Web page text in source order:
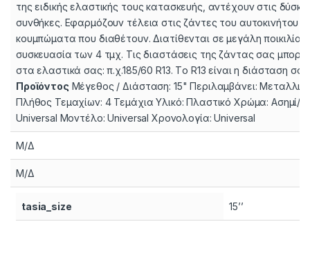
της ειδικής ελαστικής τους κατασκευής, αντέχουν στις
συνθήκες. Εφαρμόζουν τέλεια στις ζάντες του
κουμπώματα που διαθέτουν. Διατίθενται σε μεγάλη ποικιλία
συσκευασία των 4 τμχ. Τις διαστάσεις της ζάντας σας
στα ελαστικά σας: π.χ.185/60 R13. Tο R13 είναι η διάσταση
ΠροϊόντοςΜέγεθος / Διάσταση: 15" Περιλαμβάνει:
Πλήθος Τεμαχίων: 4 Τεμάχια Υλικό: Πλαστικό Χρώμα: Ασημί/
Universal Μοντέλο: Universal Χρονολογία: Universal
Μ/Δ
Μ/Δ
tasia_size 15’’